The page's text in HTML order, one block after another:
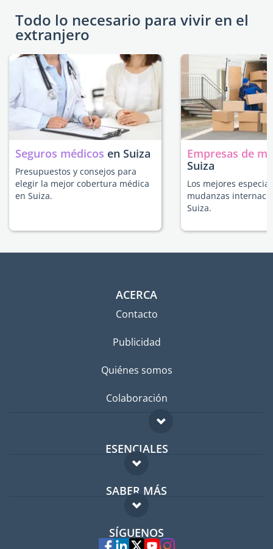
Todo lo necesario para vivir en el
extranjero
Seguros médicos en Suiza
Presupuestos y consejos para
elegir la mejor cobertura médica
en Suiza.
Empresas de
Suiza
Los mejores
mudanzas
Suiza.
ACERCA
Contacto
Publicidad
Quiénes somos
Colaboración
ESENCIALES
Foro para expatriados
Guía para expatriados
Trabajos en el extranjero
SABER MÁS
FAQ
Expertos
SÍGUENOS